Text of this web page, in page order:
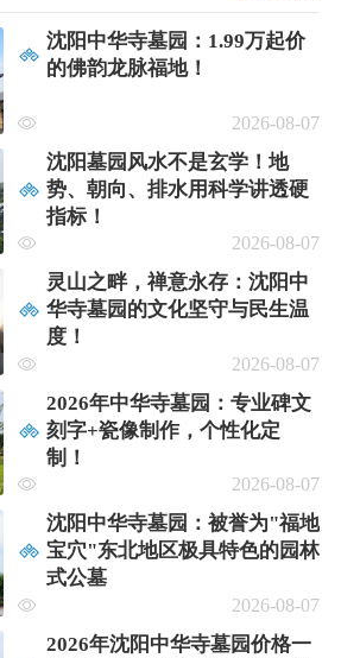
沈阳中华寺墓园：1.99万起价
的佛韵龙脉福地！
2026-08-07
沈阳墓园风水不是玄学！地
势、朝向、排水用科学讲透硬
指标！
2026-08-07
灵山之畔，禅意永存：沈阳中
华寺墓园的文化坚守与民生温
度！
2026-08-07
2026年中华寺墓园：专业碑文
刻字+瓷像制作，个性化定
制！
2026-08-07
沈阳中华寺墓园：被誉为"福地
宝穴"东北地区极具特色的园林
式公墓
2026-08-07
2026年沈阳中华寺墓园价格一